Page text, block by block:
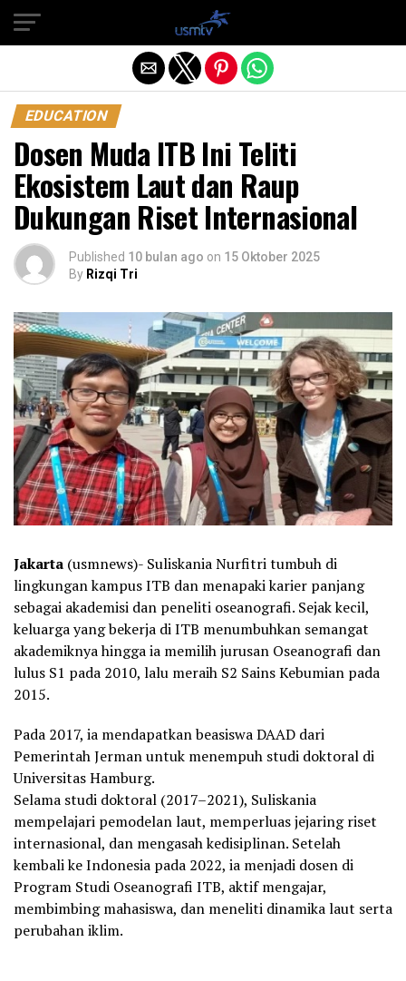
EDUCATION
Dosen Muda ITB Ini Teliti
Ekosistem Laut dan Raup
Dukungan Riset Internasional
Published 10 bulan ago on 15 Oktober 2025
By Rizqi Tri
Jakarta (usmnews)- Suliskania Nurfitri tumbuh di
lingkungan kampus ITB dan menapaki karier panjang
sebagai akademisi dan peneliti oseanografi. Sejak kecil,
keluarga yang bekerja di ITB menumbuhkan semangat
akademiknya hingga ia memilih jurusan Oseanografi dan
lulus S1 pada 2010, lalu meraih S2 Sains Kebumian pada
2015.
Pada 2017, ia mendapatkan beasiswa DAAD dari
Pemerintah Jerman untuk menempuh studi doktoral di
Universitas Hamburg.
Selama studi doktoral (2017–2021), Suliskania
mempelajari pemodelan laut, memperluas jejaring riset
internasional, dan mengasah kedisiplinan. Setelah
kembali ke Indonesia pada 2022, ia menjadi dosen di
Program Studi Oseanografi ITB, aktif mengajar,
membimbing mahasiswa, dan meneliti dinamika laut serta
perubahan iklim.
Exit mobile version